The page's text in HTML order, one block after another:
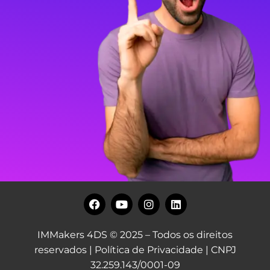
IMMakers 4DS © 2025 – Todos os direitos
reservados | Política de Privacidade | CNPJ
32.259.143/0001-09